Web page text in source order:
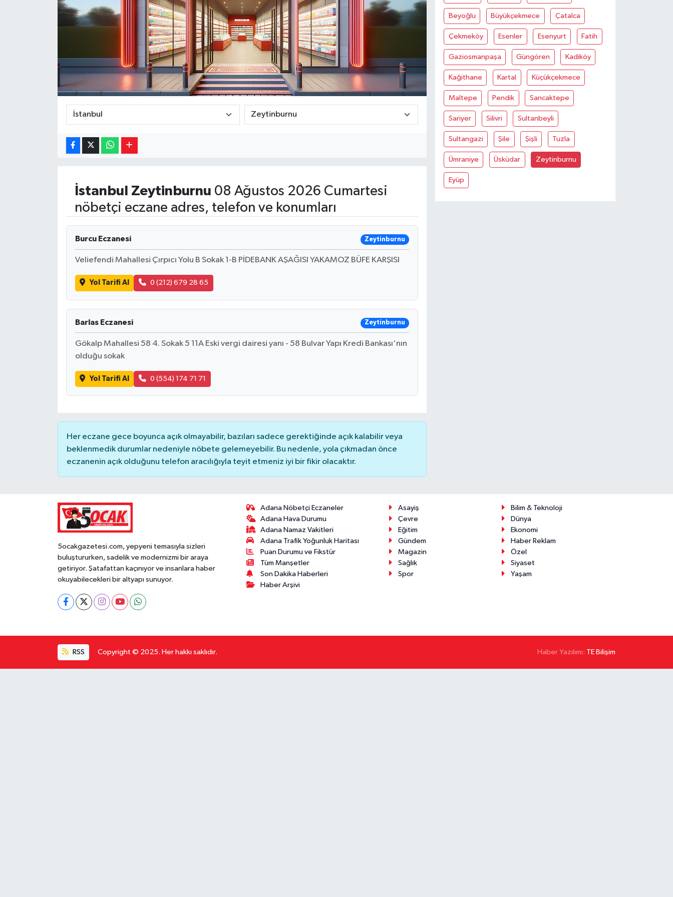
İstanbul Zeytinburnu 08 Ağustos 2026 Cumartesi
nöbetçi eczane adres, telefon ve konumları
Burcu Eczanesi Zeytinburnu
Veliefendi Mahallesi Çırpıcı Yolu B Sokak 1-B PİDEBANK AŞAĞISI YAKAMOZ BÜFE KARŞISI
Yol Tarifi Al 0 (212) 679 28 65
Barlas Eczanesi Zeytinburnu
Gökalp Mahallesi 58 4. Sokak 5 11A Eski vergi dairesi yanı - 58 Bulvar Yapı Kredi Bankası'nın
olduğu sokak
Yol Tarifi Al 0 (554) 174 71 71
Her eczane gece boyunca açık olmayabilir, bazıları sadece gerektiğinde açık kalabilir veya
beklenmedik durumlar nedeniyle nöbete gelemeyebilir. Bu nedenle, yola çıkmadan önce
eczanenin açık olduğunu telefon aracılığıyla teyit etmeniz iyi bir fikir olacaktır.
Beyoğlu Büyükçekmece Çatalca
Çekmeköy Esenler Esenyurt Fatih
Gaziosmanpaşa Güngören Kadiköy
Kağithane Kartal Küçükçekmece
Maltepe Pendik Sancaktepe
Sariyer Silivri Sultanbeyli
Sultangazi Şile Şişli Tuzla
Ümraniye Üsküdar Zeytinburnu
Eyüp
5ocakgazetesi.com, yepyeni temasıyla sizleri
buluştururken, sadelik ve modernizmi bir araya
getiriyor. Şatafattan kaçınıyor ve insanlara haber
okuyabilecekleri bir altyapı sunuyor.
Adana Nöbetçi Eczaneler
Adana Hava Durumu
Adana Namaz Vakitleri
Adana Trafik Yoğunluk Haritası
Puan Durumu ve Fikstür
Tüm Manşetler
Son Dakika Haberleri
Haber Arşivi
Asayiş
Bilim & Teknoloji
Çevre
Dünya
Eğitim
Ekonomi
Gündem
Haber Reklam
Magazin
Özel
Sağlık
Siyaset
Spor
Yaşam
RSS Copyright © 2025. Her hakkı saklıdır. Haber Yazılımı: TE Bilişim
Resmi İlanlar
Yerel Yönetimler